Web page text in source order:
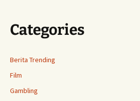
Categories
Berita Trending
Film
Gambling